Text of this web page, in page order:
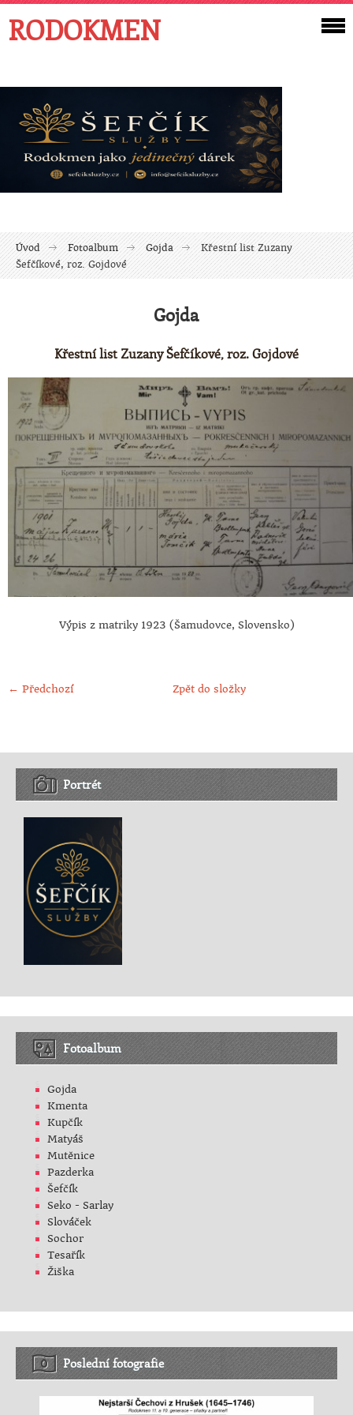
RODOKMEN
Úvod Fotoalbum Gojda
Křestní list Zuzany
Šefčíkové, roz. Gojdové
Gojda
Křestní list Zuzany Šefčíkové, roz. Gojdové
Výpis z matriky 1923 (Šamudovce, Slovensko)
← Předchozí Zpět do složky
Portrét
Fotoalbum
Gojda
Kmenta
Kupčík
Matyáš
Mutěnice
Pazderka
Šefčík
Seko - Sarlay
Slováček
Sochor
Tesařík
Žiška
Poslední fotografie